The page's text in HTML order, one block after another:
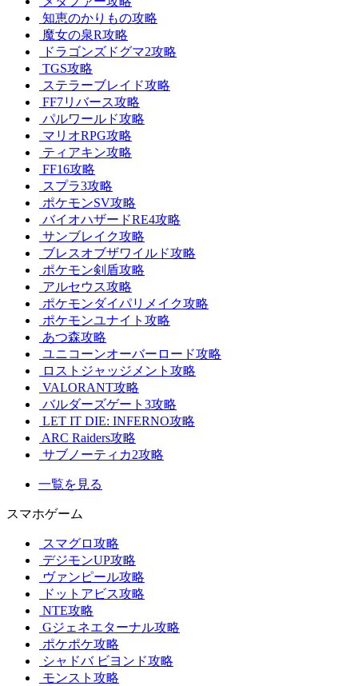
知恵のかりもの攻略
魔女の泉R攻略
ドラゴンズドグマ2攻略
TGS攻略
ステラーブレイド攻略
FF7リバース攻略
パルワールド攻略
マリオRPG攻略
ティアキン攻略
FF16攻略
スプラ3攻略
ポケモンSV攻略
バイオハザードRE4攻略
サンブレイク攻略
ブレスオブザワイルド攻略
ポケモン剣盾攻略
アルセウス攻略
ポケモンダイパリメイク攻略
ポケモンユナイト攻略
あつ森攻略
ユニコーンオーバーロード攻略
ロストジャッジメント攻略
VALORANT攻略
バルダーズゲート3攻略
LET IT DIE: INFERNO攻略
ARC Raiders攻略
サブノーティカ2攻略
一覧を見る
スマホゲーム
スマグロ攻略
デジモンUP攻略
ヴァンピール攻略
ドットアビス攻略
NTE攻略
Gジェネエターナル攻略
ポケポケ攻略
シャドバ ビヨンド攻略
モンスト攻略